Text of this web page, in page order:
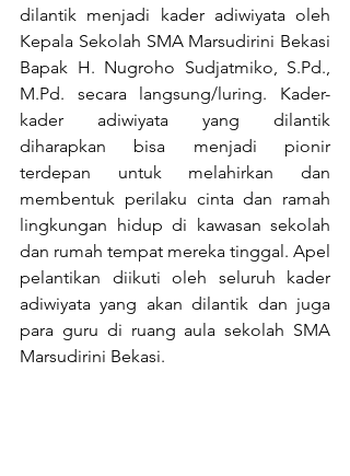
dilantik menjadi kader adiwiyata oleh
Kepala Sekolah SMA Marsudirini Bekasi
Bapak H. Nugroho Sudjatmiko, S.Pd.,
M.Pd. secara langsung/luring. Kader-
kader adiwiyata yang dilantik
diharapkan bisa menjadi pionir
terdepan untuk melahirkan dan
membentuk perilaku cinta dan ramah
lingkungan hidup di kawasan sekolah
dan rumah tempat mereka tinggal. Apel
pelantikan diikuti oleh seluruh kader
adiwiyata yang akan dilantik dan juga
para guru di ruang aula sekolah SMA
Marsudirini Bekasi.